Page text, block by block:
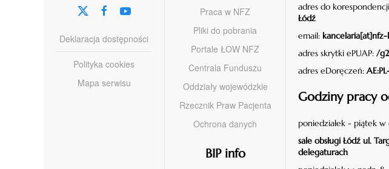
Deklaracja dostępności
Polityka cookies
Mapa serwisu
Praca w NFZ
Pliki do pobrania
Portale ŁOW NFZ
Centrala Funduszu
Oddziały wojewódzkie
Rzecznik Praw Pacjenta
Ochrona danych
BIP info
adres do
Łódź
email:
adres skrytki ePUAP: /
adres eDoręczeń:
Godziny pracy
poniedziałek - piątek w
sale obsługi Łódź ul.
delegaturach